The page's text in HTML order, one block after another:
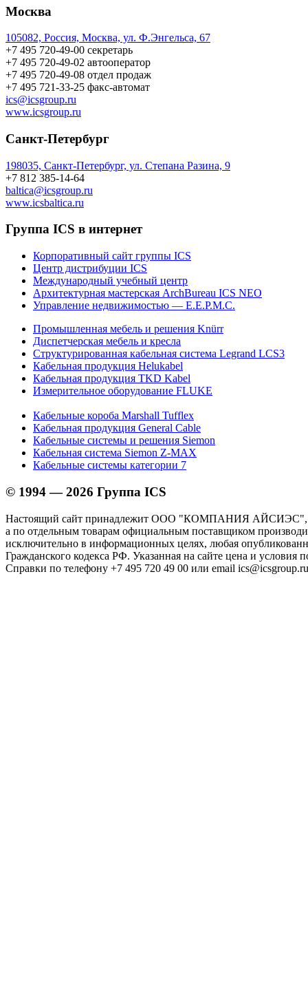
Москва
105082, Россия, Москва, ул. Ф.Энгельса, 67
+7 495 720-49-00 секретарь
+7 495 720-49-02 автооператор
+7 495 720-49-08 отдел продаж
+7 495 721-33-25 факс-автомат
ics@icsgroup.ru
www.icsgroup.ru
Санкт-Петербург
198035, Санкт-Петербург, ул. Степана Разина, 9
+7 812 385-14-64
baltica@icsgroup.ru
www.icsbaltica.ru
Группа ICS в интернет
Корпоративный сайт группы ICS
Центр дистрибуции ICS
Международный учебный центр
Архитектурная мастерская ArchBureau ICS NEO
Управление недвижимостью — E.E.P.M.C.
Промышленная мебель и решения Knürr
Диспетчерская мебель и кресла
Структурированная кабельная система Legrand LCS3
Кабельная продукция Helukabel
Кабельная продукция TKD Kabel
Измерительное оборудование FLUKE
Кабельные короба Marshall Tufflex
Кабельная продукция General Cable
Кабельные системы и решения Siemon
Кабельная система Siemon Z-MAX
Кабельные системы категории 7
© 1994 — 2026 Группа ICS
Настоящий сайт принадлежит ООО "КОМПАНИЯ АЙСИЭС",
а по отдельным товарам официальным поставщиком
исключительно в информационных целях, любая
Гражданского кодекса РФ. Указанная на сайте цена и условия
Справки по телефону +7 495 720 49 00 или email